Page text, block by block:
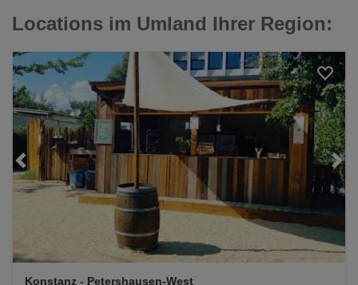
Locations im Umland Ihrer Region:
Loading...
Konstanz - Petershausen-West